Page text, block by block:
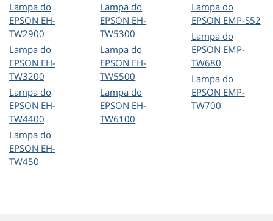
Lampa do
EPSON EH-
TW2900
Lampa do
EPSON EH-
TW3200
Lampa do
EPSON EH-
TW4400
Lampa do
EPSON EH-
TW450
Lampa do
EPSON EH-
TW5300
Lampa do
EPSON EH-
TW5500
Lampa do
EPSON EH-
TW6100
Lampa do
EPSON EMP-S52
Lampa do
EPSON EMP-
TW680
Lampa do
EPSON EMP-
TW700